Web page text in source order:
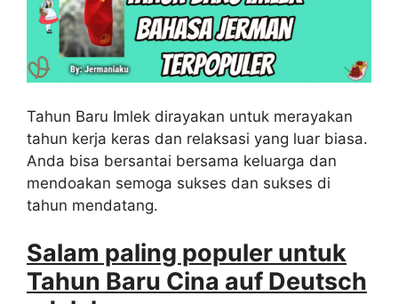
Tahun Baru Imlek dirayakan untuk merayakan
tahun kerja keras dan relaksasi yang luar biasa.
Anda bisa bersantai bersama keluarga dan
mendoakan semoga sukses dan sukses di
tahun mendatang.
Salam paling populer untuk
Tahun Baru Cina auf Deutsch